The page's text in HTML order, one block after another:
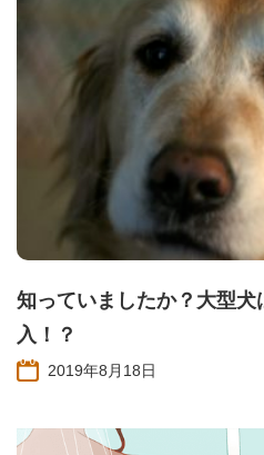
知っていましたか？大型
入！？
2019年8月18日